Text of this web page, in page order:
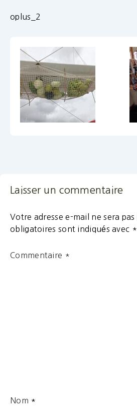
oplus_2
Laisser un commentaire
Votre adresse e-mail ne sera pas
obligatoires sont indiqués avec *
Commentaire *
Nom *